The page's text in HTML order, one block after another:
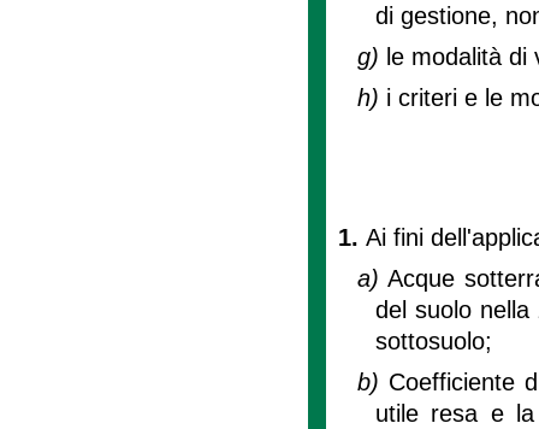
di gestione,
g) le modalità di
h) i criteri e le
1. Ai fini
a)Acque
del suolo
sottosuolo;
b) Coefficiente
utile resa e